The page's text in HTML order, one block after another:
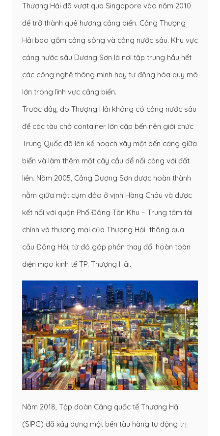
Thượng Hải đã vượt qua Singapore vào năm 2010
để trở thành quê hương cảng biển. Cảng Thượng
Hải bao gồm cảng sông và cảng nước sâu. Khu vực
cảng nước sâu Dương Sơn là nơi tập trung hầu hết
các công nghệ thông minh hay tự động hóa quy mô
lớn trong lĩnh vực cảng biển.
Trước đây, do Thượng Hải không có cảng nước sâu
để các tàu chở container lớn cập bến nên giới chức
Trung Quốc đã lên kế hoạch xây một bến cảng giữa
biển và làm thêm một cây cầu để nối cảng với đất
liền. Năm 2005, Cảng Dương Sơn được hoàn thành
nằm giữa một cụm đảo ở vịnh Hàng Châu và được
kết nối với quận Phố Đông Tân Khu – Trung tâm tài
chính và thương mại của Thượng Hải thông qua
cầu Đông Hải, từ đó góp phần thay đổi hoàn toàn
diện mạo kinh tế TP. Thượng Hải.
Năm 2018, Tập đoàn Cảng quốc tế Thượng Hải
(SIPG) đã xây dựng một bến tàu hàng tự động trị